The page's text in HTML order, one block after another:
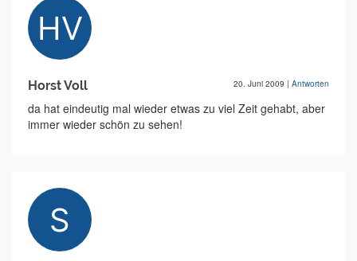
Horst Voll 20. Juni 2009 | Antworten
da hat eindeutig mal wieder etwas zu viel Zeit gehabt, aber
immer wieder schön zu sehen!